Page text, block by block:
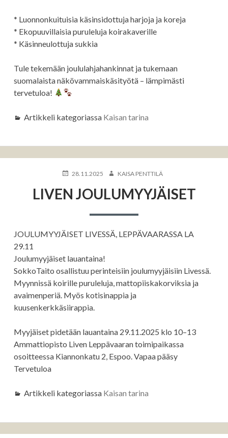
* Luonnonkuituisia käsinsidottuja harjoja ja koreja
* Ekopuuvillaisia puruleluja koirakaverille
* Käsinneulottuja sukkia
Tule tekemään joululahjahankinnat ja tukemaan
suomalaista näkövammaiskäsityötä – lämpimästi
tervetuloa!
Artikkeli kategoriassa Kaisan tarina
KIRJOITETTU
28.11.2025 KIRJOITTAJA
KAISA PENTTILÄ
LIVEN JOULUMYYJÄISET
JOULUMYYJÄISET LIVESSÄ, LEPPÄVAARASSA LA
29.11
Joulumyyjäiset lauantaina!
SokkoTaito osallistuu perinteisiin joulumyyjäisiin Livessä.
Myynnissä koirille puruleluja, mattopiiskakorviksia ja
avaimenperiä. Myös kotisinappia ja
kuusenkerkkäsiirappia.
Myyjäiset pidetään lauantaina 29.11.2025 klo 10–13
Ammattiopisto Liven Leppävaaran toimipaikassa
osoitteessa Kiannonkatu 2, Espoo. Vapaa pääsy
Tervetuloa
Artikkeli kategoriassa Kaisan tarina